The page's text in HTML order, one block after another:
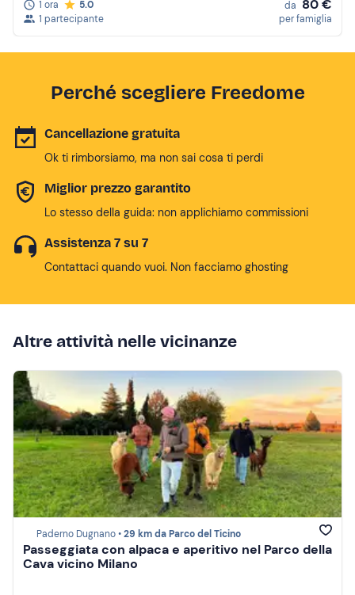
1 ora
5.0
1 partecipante
da 80 €
per famiglia
Perché scegliere Freedome
Cancellazione gratuita
Ok ti rimborsiamo, ma non sai cosa ti perdi
Miglior prezzo garantito
Lo stesso della guida: non applichiamo commissioni
Assistenza 7 su 7
Contattaci quando vuoi. Non facciamo ghosting
Altre attività nelle vicinanze
Paderno Dugnano •29 km da Parco del Ticino
Passeggiata con alpaca e aperitivo nel Parco della
Cava vicino Milano